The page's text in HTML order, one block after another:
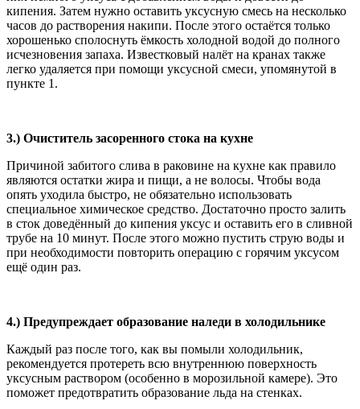
кипения. Затем нужно оставить уксусную смесь на несколько
часов до растворения накипи. После этого остаётся только
хорошенько сполоснуть ёмкость холодной водой до полного
исчезновения запаха. Известковый налёт на кранах также
легко удаляется при помощи уксусной смеси, упомянутой в
пункте 1.
3.) Очиститель засоренного стока на кухне
Причиной забитого слива в раковине на кухне как правило
являются остатки жира и пищи, а не волосы. Чтобы вода
опять уходила быстро, не обязательно использовать
специальное химическое средство. Достаточно просто залить
в сток доведённый до кипения уксус и оставить его в сливной
трубе на 10 минут. После этого можно пустить струю воды и
при необходимости повторить операцию с горячим уксусом
ещё один раз.
4.) Предупреждает образование наледи в холодильнике
Каждый раз после того, как вы помыли холодильник,
рекомендуется протереть всю внутреннюю поверхность
уксусным раствором (особенно в морозильной камере). Это
поможет предотвратить образование льда на стенках.